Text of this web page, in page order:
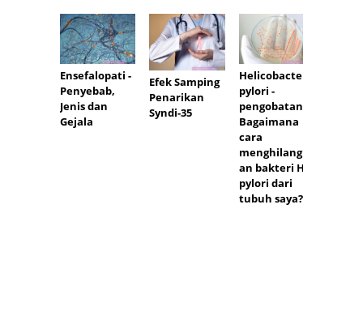
Ensefalopati -
Penyebab,
Jenis dan
Gejala
Efek Samping
Penarikan
Syndi-35
Helicobacter
pylori -
pengobatan.
Bagaimana
cara
menghilangk
an bakteri H.
pylori dari
tubuh saya?